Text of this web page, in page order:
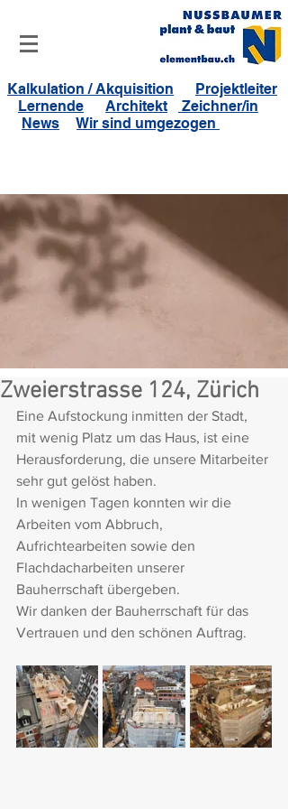
Kalkulation / Akquisition
Projektleiter
Lernende
Architekt
Zeichner/in
News
Wir sind umgezogen
Zweierstrasse 124, Zürich
Eine Aufstockung inmitten der Stadt,
mit wenig Platz um das Haus, ist eine
Herausforderung, die unsere Mitarbeiter
sehr gut gelöst haben.
In wenigen Tagen konnten wir die
Arbeiten vom Abbruch,
Aufrichtearbeiten sowie den
Flachdacharbeiten unserer
Bauherrschaft übergeben.
Wir danken der Bauherrschaft für das
Vertrauen und den schönen Auftrag.